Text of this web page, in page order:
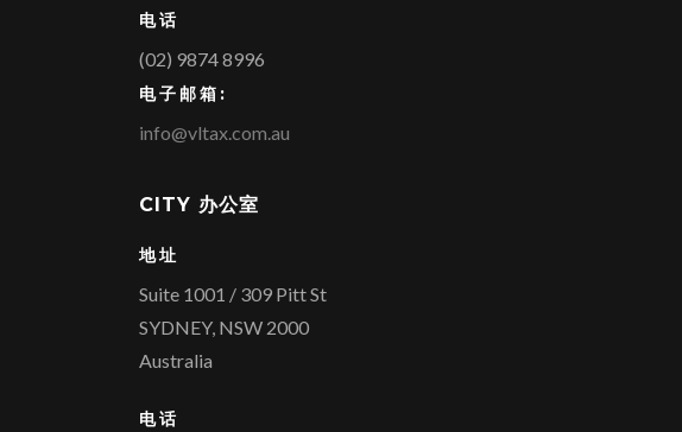
电话
(02) 9874 8996
电子邮箱:
info@vltax.com.au
CITY 办公室
地址
Suite 1001 / 309 Pitt St
SYDNEY, NSW 2000
Australia
电话